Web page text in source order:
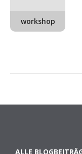
workshop
ALLE